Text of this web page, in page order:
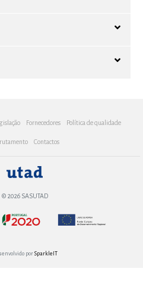
Fornecedores Política de qualidade
Contactos
© 2026 SASUTAD
por SparkleIT